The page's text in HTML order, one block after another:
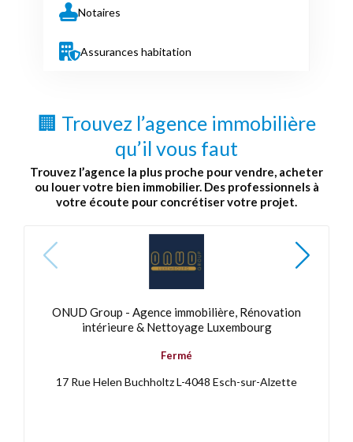
Notaires
Assurances habitation
🏢 Trouvez l’agence immobilière
qu’il vous faut
Trouvez l’agence la plus proche pour vendre, acheter
ou louer votre bien immobilier. Des professionnels à
votre écoute pour concrétiser votre projet.
ONUD Group - Agence immobilière, Rénovation
intérieure & Nettoyage Luxembourg
Fermé
17 Rue Helen Buchholtz L-4048 Esch-sur-Alzette